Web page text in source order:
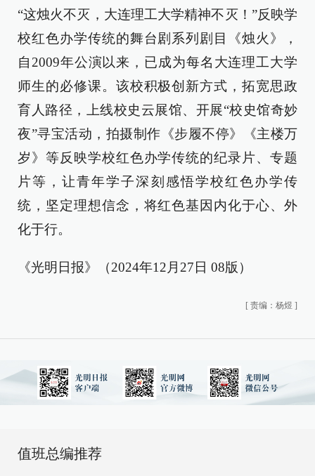
“这烛火不灭，大连理工大学精神不灭！”反映学
校红色办学传统的舞台剧系列剧目《烛火》，
自2009年公演以来，已成为每名大连理工大学
师生的必修课。该校积极创新方式，拓宽思政
育人路径，上线校史云展馆、开展“校史馆奇妙
夜”寻宝活动，拍摄制作《步履不停》《主楼万
岁》等反映学校红色办学传统的纪录片、专题
片等，让青年学子深刻感悟学校红色办学传
统，坚定理想信念，将红色基因内化于心、外
化于行。
《光明日报》（2024年12月27日 08版）
[ 责编：杨煜 ]
值班总编推荐